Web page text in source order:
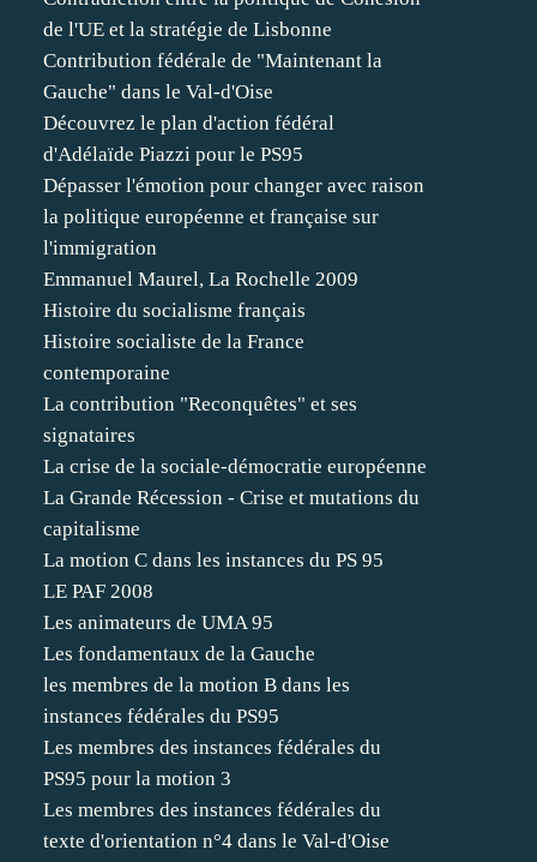
de l'UE et la stratégie de Lisbonne
Contribution fédérale de "Maintenant la
Gauche" dans le Val-d'Oise
Découvrez le plan d'action fédéral
d'Adélaïde Piazzi pour le PS95
Dépasser l'émotion pour changer avec raison
la politique européenne et française sur
l'immigration
Emmanuel Maurel, La Rochelle 2009
Histoire du socialisme français
Histoire socialiste de la France
contemporaine
La contribution "Reconquêtes" et ses
signataires
La crise de la sociale-démocratie européenne
La Grande Récession - Crise et mutations du
capitalisme
La motion C dans les instances du PS 95
LE PAF 2008
Les animateurs de UMA 95
Les fondamentaux de la Gauche
les membres de la motion B dans les
instances fédérales du PS95
Les membres des instances fédérales du
PS95 pour la motion 3
Les membres des instances fédérales du
texte d'orientation n°4 dans le Val-d'Oise